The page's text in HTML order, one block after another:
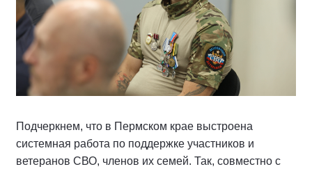
Подчеркнем, что в Пермском крае выстроена
системная работа по поддержке участников и
ветеранов СВО, членов их семей. Так, совместно с